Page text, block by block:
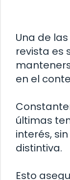
Una de
revista es
en el
últimas
interés,
distintiva.
Esto